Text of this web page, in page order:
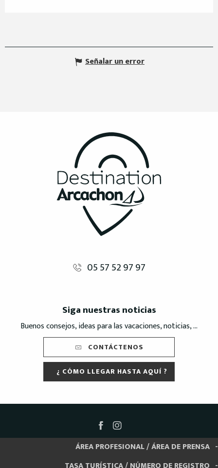
Señalar un error
05 57 52 97 97
Siga nuestras noticias
Buenos consejos, ideas para las vacaciones, noticias, ...
CONTÁCTENOS
¿ CÓMO LLEGAR HASTA AQUÍ ?
ÁREA PROFESIONAL / ÁREA DE PRENSA